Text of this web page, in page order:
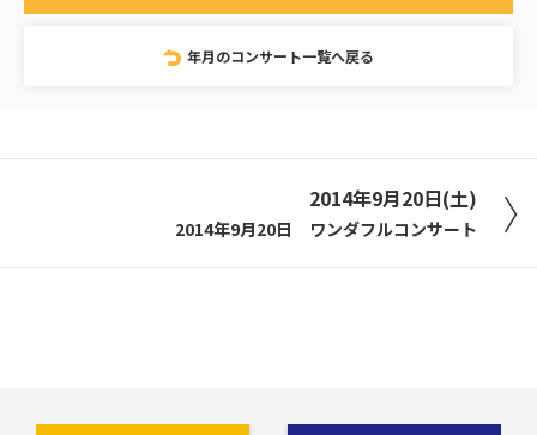
年月のコンサート一覧へ戻る
2014年9月20日(土)
2014年9月20日 ワンダフルコンサート